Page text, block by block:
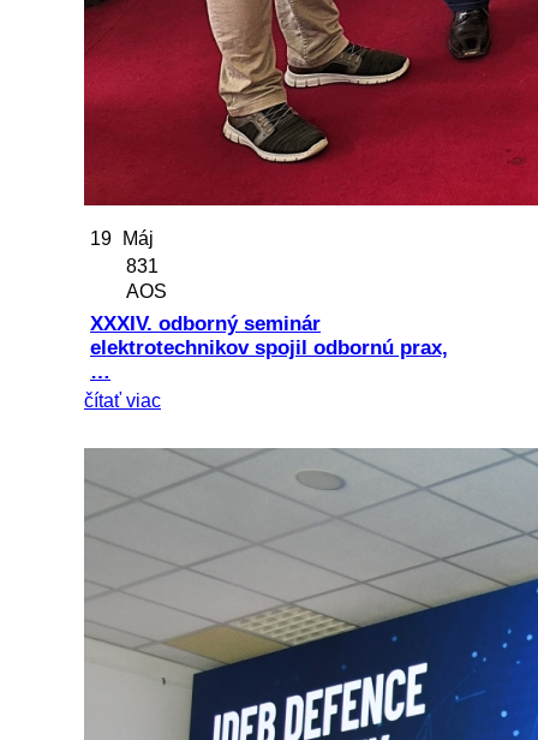
19
Máj
831
AOS
XXXIV. odborný seminár
elektrotechnikov spojil odbornú prax,
…
čítať viac